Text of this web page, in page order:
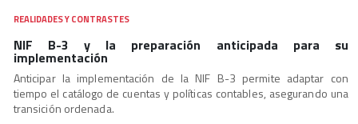
REALIDADES Y CONTRASTES
NIF B-3 y la preparación anticipada para su
implementación
Anticipar la implementación de la NIF B-3 permite adaptar con
tiempo el catálogo de cuentas y políticas contables, asegurando una
transición ordenada.